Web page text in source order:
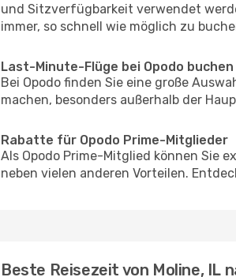
und Sitzverfügbarkeit verwendet
immer, so schnell wie möglich zu
Last-Minute-Flüge bei Opodo buchen
Bei Opodo finden Sie eine große
machen, besonders außerhalb der
Rabatte für Opodo Prime-Mitglieder
Als Opodo Prime-Mitglied können Sie
neben vielen anderen Vorteilen.
Beste Reisezeit von Moline, IL